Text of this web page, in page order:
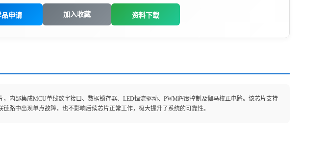
品申请 加入收藏 资料下载
内部集成MCU单线数字接口、数据锁存器、LED恒流驱动、PWM辉度控制及伽马校正电路。该芯片支持
路中出现单点故障，也不影响后续芯片正常工作，极大提升了系统的可靠性。